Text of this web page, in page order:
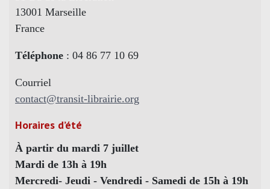
13001 Marseille
France
Téléphone : 04 86 77 10 69
Courriel
contact@transit-librairie.org
Horaires d’été
À partir du mardi 7 juillet
Mardi de 13h à 19h
Mercredi- Jeudi - Vendredi - Samedi de 15h à 19h